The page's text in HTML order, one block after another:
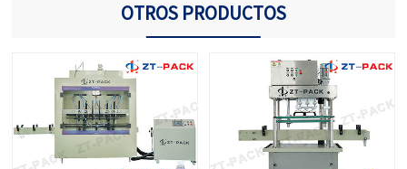
OTROS PRODUCTOS